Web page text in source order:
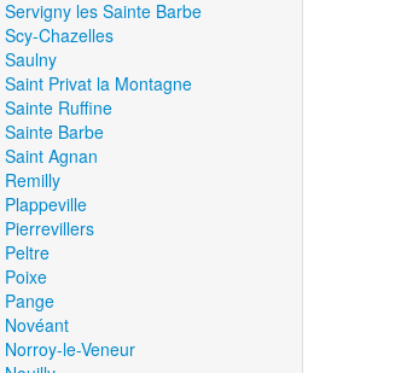
Servigny les Sainte Barbe
Scy-Chazelles
Saulny
Saint Privat la Montagne
Sainte Ruffine
Sainte Barbe
Saint Agnan
Remilly
Plappeville
Pierrevillers
Peltre
Poixe
Pange
Novéant
Norroy-le-Veneur